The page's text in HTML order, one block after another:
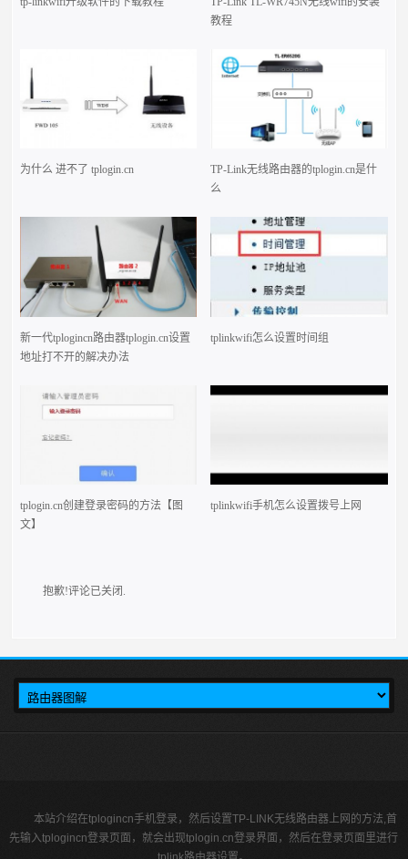
教程
为什么 进不了 tplogin.cn
TP-Link无线路由器的tplogin.cn是什
么
新一代tplogincn路由器tplogin.cn设置
地址打不开的解决办法
tplinkwifi怎么设置时间组
tplogin.cn创建登录密码的方法【图
文】
tplinkwifi手机怎么设置拨号上网
抱歉!评论已关闭.
本站介绍在tplogincn手机登录，然后设置TP-LINK无线路由器上网的方法,首
先输入tplogincn登录页面，就会出现tplogin.cn登录界面，然后在登录页面里进行